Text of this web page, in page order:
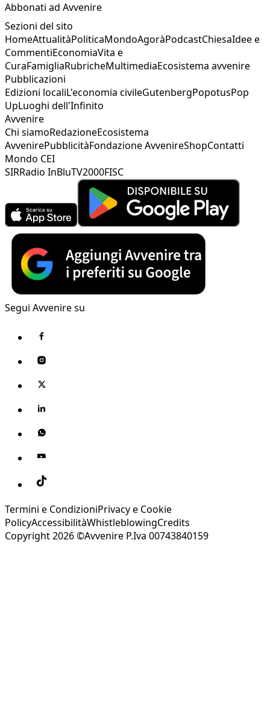
Abbonati ad Avvenire
Sezioni del sito
HomeAttualitàPoliticaMondoAgoràPodcastChiesaIdee e
CommentiEconomiaVita e
CuraFamigliaRubricheMultimediaEcosistema avvenire
Pubblicazioni
Edizioni localiL'economia civileGutenbergPopotusPop
UpLuoghi dell'Infinito
Avvenire
Chi siamoRedazioneEcosistema
AvvenirePubblicitàFondazione AvvenireShopContatti
Mondo CEI
SIRRadio InBluTV2000FISC
Segui Avvenire su
Termini e CondizioniPrivacy e Cookie
PolicyAccessibilitàWhistleblowingCredits
Copyright 2026 ©Avvenire P.Iva 00743840159